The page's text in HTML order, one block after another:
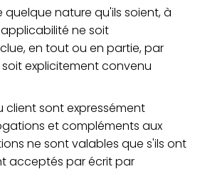
nature qu'ils soient, à
ne soit
en tout ou en partie, par
explicitement convenu
client sont expressément
et compléments aux
ne sont valables que s'ils ont
acceptés par écrit par